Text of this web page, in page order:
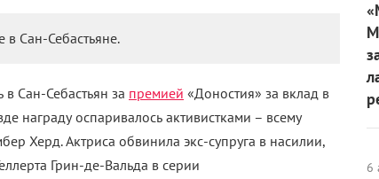
Сан-Себастьяне.
Сан-Себастьян за премией «Доностия» за вклад в
награду оспаривалось активистками – всему
Херд. Актриса обвинила экс-супруга в насилии,
Грин-де-Вальда в серии
6